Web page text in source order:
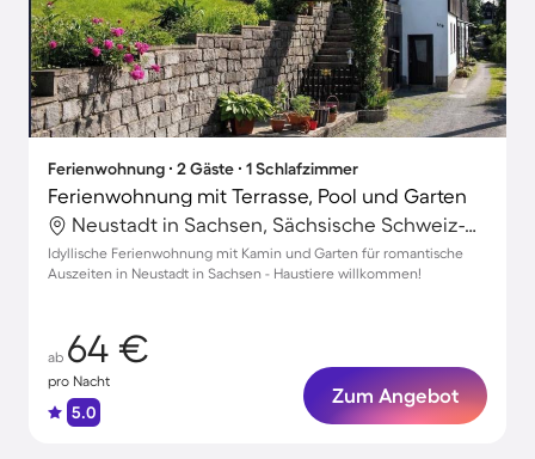
Ferienwohnung ∙ 2 Gäste ∙ 1 Schlafzimmer
Ferienwohnung mit Terrasse, Pool und Garten
Neustadt in Sachsen, Sächsische Schweiz-Osterzgebirge, Deutschland
Idyllische Ferienwohnung mit Kamin und Garten für romantische
Auszeiten in Neustadt in Sachsen - Haustiere willkommen!
ab 64 €
pro Nacht
5.0
Zum Angebot